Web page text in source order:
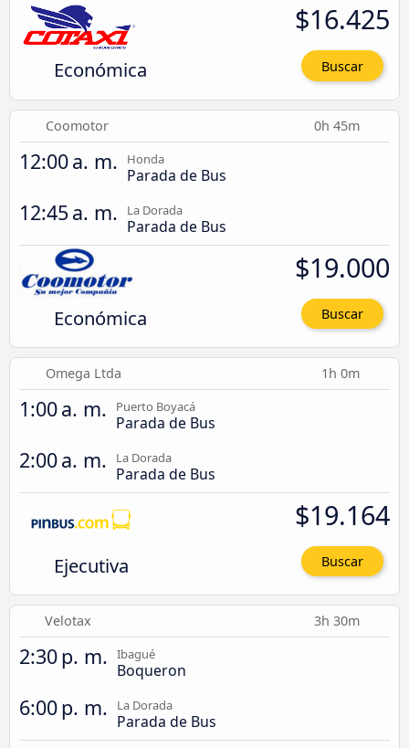
Económica
$16.425
Buscar
Coomotor 0h 45m
12:00 a. m. Honda
Parada de Bus
12:45 a. m. La Dorada
Parada de Bus
Económica
$19.000
Buscar
Omega Ltda 1h 0m
1:00 a. m. Puerto Boyacá
Parada de Bus
2:00 a. m. La Dorada
Parada de Bus
Ejecutiva
$19.164
Buscar
Velotax 3h 30m
2:30 p. m. Ibagué
Boqueron
6:00 p. m. La Dorada
Parada de Bus